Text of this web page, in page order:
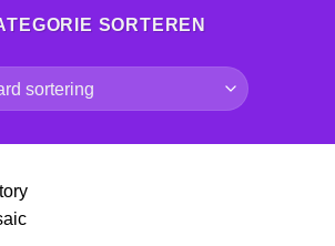
SORTEREN